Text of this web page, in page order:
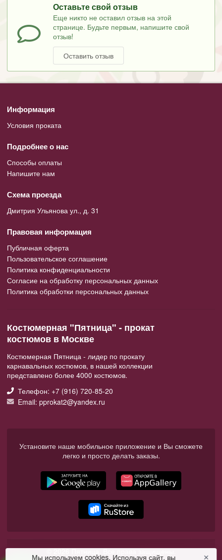
Оставьте свой отзыв
Еще никто не оставил отзыв на этой
странице. Будьте первым, напишите свой
отзыв!
Оставить отзыв
Информация
Условия проката
Подробнее о нас
Способы оплаты
Напишите нам
Схема проезда
Дмитрия Ульянова ул., д. 31
Правовая информация
Публичная оферта
Пользовательское соглашение
Политика конфиденциальности
Согласие на обработку персональных данных
Политика обработки персональных данных
Костюмерная "Пятница" - прокат
костюмов в Москве
Костюмерная Пятница - лидер по прокату
карнавальных костюмов, в нашей коллекции
представлено более 4000 костюмов.
Телефон: +7 (916) 720-85-20
Email: pprokat2@yandex.ru
Установите наше мобильное приложение и Вы сможете
легко и просто делать заказы.
© 2026 Пятница. Все права защищены.
Мы используем cookies. Используя сайт, вы ✕